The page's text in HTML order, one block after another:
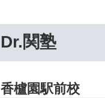
Dr.関塾
香櫨園駅前校